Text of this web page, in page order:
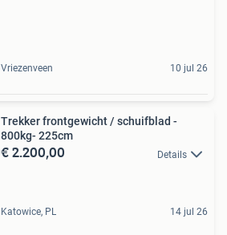
Vriezenveen 10 jul 26
Trekker frontgewicht / schuifblad -
800kg- 225cm
€ 2.200,00 Details
Katowice, PL 14 jul 26